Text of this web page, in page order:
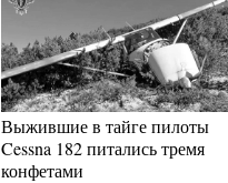
Выжившие в тайге пилоты
Cessna 182 питались тремя
конфетами